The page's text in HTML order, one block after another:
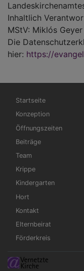
Inhaltlich
MStV: Miklós Geyer
Die
hier: https://
Hauptnavigation
Startseite
Konzeption
Öffnungszeiten
Beiträge
Team
Krippe
Kindergarten
Hort
Kontakt
Elternbeirat
Förderkreis